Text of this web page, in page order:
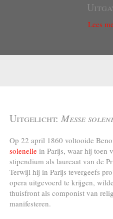
Lees
Uitgelicht: Messe
Op 22 april 1860 voltooide
solenelle in Parijs, waar hij toen
stipendium als laureaat van de
Terwijl hij in Parijs tevergeefs
opera uitgevoerd te krijgen,
thuisfront als componist van
manifesteren.